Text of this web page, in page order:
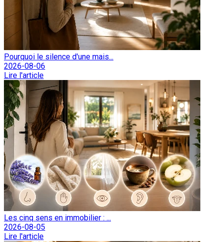
Pourquoi le silence d'une mais...
2026-08-06
Lire l'article
Les cinq sens en immobilier : ...
2026-08-05
Lire l'article